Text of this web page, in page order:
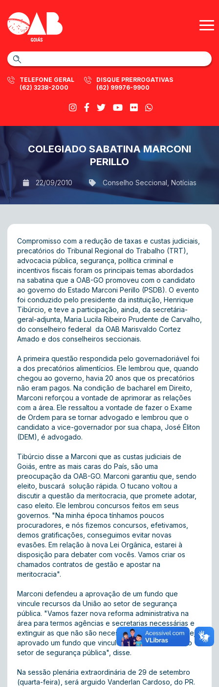
TELEFONE GERAL
(62) 3238-2000
DISQUE PRERROGATIVAS
(62) 99976-9900
COLEGIADO SABATINA MARCONI
PERILLO
22/09/2010 Conselho Seccional Notícias
Compromisso com a redução de taxas e custas judiciais,
precatórios do Tribunal Regional do Trabalho (TRT),
advocacia pública, segurança, política criminal e
incentivos fiscais foram os principais temas abordados
na sabatina que a OAB-GO promoveu com o candidato
ao governo do Estado Marconi Perillo (PSDB). O evento
foi conduzido pelo presidente da instituição, Henrique
Tibúrcio, e teve a participação, ainda, da secretária-
geral-adjunta, Maria Lucila Ribeiro Prudente de Carvalho,
do conselheiro federal da OAB Marisvaldo Cortez
Amado e dos conselheiros seccionais.
A primeira questão respondida pelo governadoriável foi
a dos precatórios alimentícios. Ele lembrou que, quando
chegou ao governo, havia 20 anos que os precatórios
não eram pagos. Na condição de bacharel em Direito,
Marconi reforçou a vontade de aprimorar as relações
com a área. Ele ressaltou a vontade de fazer o Exame
de Ordem para se tornar advogado e lembrou que o
candidato a vice-governador por sua chapa, José Éliton
(DEM), é advogado.
Tibúrcio disse a Marconi que as custas judiciais de
Goiás, entre as mais caras do País, são uma
preocupação da OAB-GO. Marconi garantiu que, sendo
eleito, buscará solução rápida. O tucano voltou a
discutir a questão da meritocracia, que promete adotar,
caso eleito. Ele lembrou concursos feitos em seus
governos. "Na minha época tínhamos poucos
procuradores, e nós fizemos concursos, efetivamos,
demos gratificações, conseguimos evitar novas
evasões. Em relação à nova Lei Orgânica, estarei à
disposição para debater com vocês. Vamos criar os
chamados contratos de gestão e apostar na
meritocracia".
Marconi defendeu a aprovação de um fundo que
vincule recursos da União ao setor de segurança
pública. "Vamos fazer nova reforma administrativa na
área para termos agências e secretarias necessárias e
extinguir as que não são necessárias. Defendo que seja
aprovado um fundo que vincule recursos da União ao
setor de segurança pública", disse.
Na sessão plenária extraordinária de 29 de setembro
(quarta-feira), será arguido Vanderlan Cardoso, do PR.